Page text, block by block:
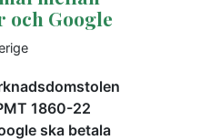
och Google
1860-22
ska betala